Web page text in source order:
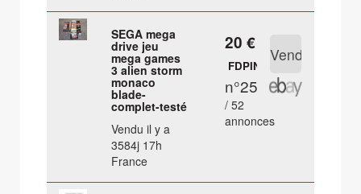
SEGA mega
drive jeu
mega games
3 alien storm
monaco
blade-
complet-testé
Vendu il y a
3584j 17h
France
20 €
FDPIN
n°25
/ 52
annonces